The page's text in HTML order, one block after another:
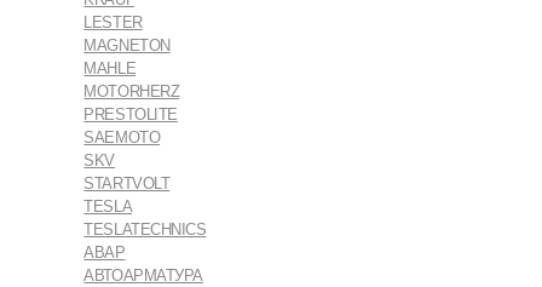
LESTER
MAGNETON
MAHLE
MOTORHERZ
PRESTOLITE
SAEMOTO
SKV
STARTVOLT
TESLA
TESLATECHNICS
АВАР
АВТОАРМАТУРА